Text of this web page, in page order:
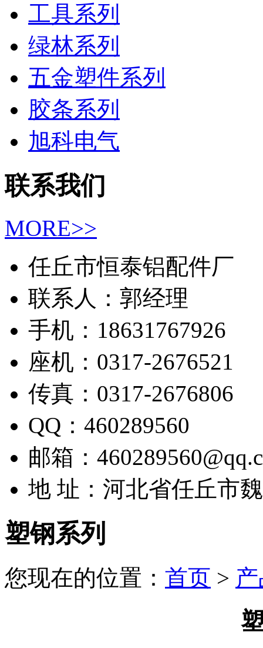
工具系列
绿林系列
五金塑件系列
胶条系列
旭科电气
联系我们
MORE>>
任丘市恒泰铝配件厂
联系人：郭经理
手机：18631767926
座机：0317-2676521
传真：0317-2676806
QQ：460289560
邮箱：
地 址：河北省任丘市
塑钢系列
您现在的位置： 首页 >